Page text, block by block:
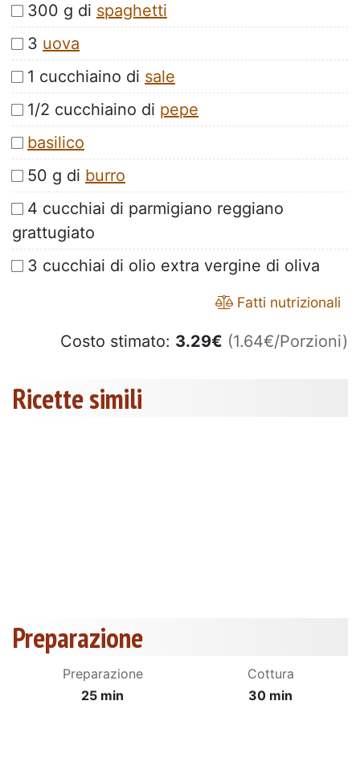
300 g di spaghetti
3 uova
1 cucchiaino di sale
1/2 cucchiaino di pepe
basilico
50 g di burro
4 cucchiai di parmigiano reggiano
grattugiato
3 cucchiai di olio extra vergine di oliva
Fatti nutrizionali
Costo stimato: 3.29€ (1.64€/Porzioni)
Ricette simili
Preparazione
Preparazione
25 min
Cottura
30 min